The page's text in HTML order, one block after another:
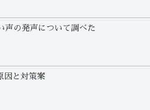
声の発声について調べた
因と対策案